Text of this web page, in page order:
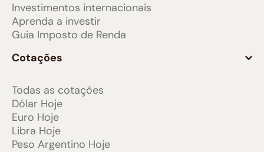
Investimentos internacionais
Aprenda a investir
Guia Imposto de Renda
Cotações
Todas as cotações
Dólar Hoje
Euro Hoje
Libra Hoje
Peso Argentino Hoje